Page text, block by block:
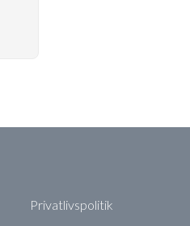
Privatlivspolitik